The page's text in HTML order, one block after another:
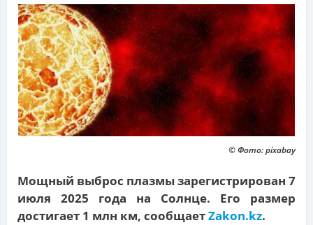
© Фото: pixabay
Мощный выброс плазмы зарегистрирован 7
июля 2025 года на Солнце. Его размер
достигает 1 млн км, сообщаетZakon.kz.